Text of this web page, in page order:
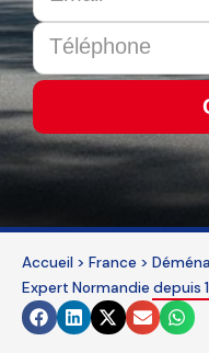
This
field
left
blank
Accueil > France >
Expert Normandie depuis